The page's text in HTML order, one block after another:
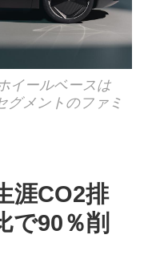
イールベースは
グメントのファミ
涯CO2排
で90％削